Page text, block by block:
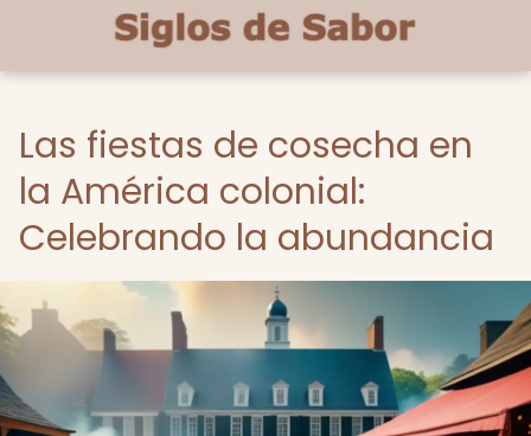
Las fiestas de cosecha en
la América colonial:
Celebrando la abundancia